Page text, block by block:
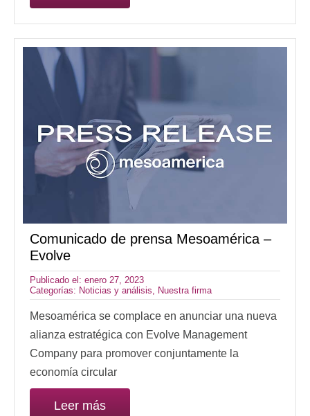
Comunicado de prensa Mesoamérica –
Evolve
Publicado el: enero 27, 2023
Categorías: Noticias y análisis Nuestra firma
Mesoamérica se complace en anunciar una nueva
alianza estratégica con Evolve Management
Company para promover conjuntamente la
economía circular
Leer más